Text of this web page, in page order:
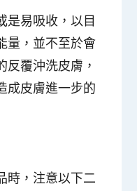
是易吸收，以目
量，並不至於會
覆沖洗皮膚，
成皮膚進一步的
時，注意以下二